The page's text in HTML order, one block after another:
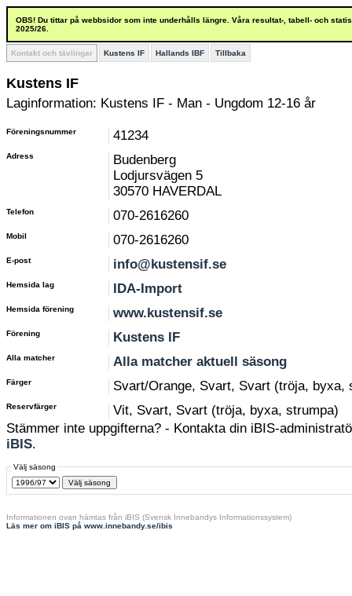
OBS! Du tittar på webbsidor som inte underhålls längre. Våra resultat-, tabell- och
2025/26.
Kontakt och tävlingar Kustens IF Hallands IBF Tillbaka
Kustens IF
Laginformation: Kustens IF - Man - Ungdom 12-16 år
Föreningsnummer 41234
Adress
Budenberg
Lodjursvägen 5
30570 HAVERDAL
Telefon 070-2616260
Mobil 070-2616260
E-post info@kustensif.se
Hemsida lag IDA-Import
Hemsida förening www.kustensif.se
Förening Kustens IF
Alla matcher Alla matcher aktuell säsong
Färger Svart/Orange, Svart, Svart (tröja, byxa,
Reservfärger
Vit, Svart, Svart (tröja, byxa, strumpa)
Stämmer inte uppgifterna? - Kontakta din iBIS-
iBIS.
Välj säsong
Informationen ovan hämtas från iBIS (Svensk Innebandys Informationssystem)
Läs mer om iBIS på www.innebandy.se/ibis